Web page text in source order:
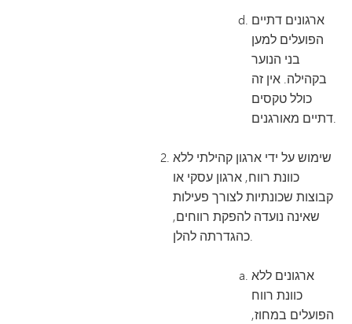
ארגונים דתיים
הפועלים למען
בני הנוער
בקהילה. אין זה
כולל טקסים
דתיים מאורגנים.
שימוש על ידי ארגון קהילתי ללא
כוונת רווח, ארגון עסקי או
קבוצות שכונתיות לצורך פעילות
שאינה נועדה להפקת רווחים,
כהגדרתה להלן.
ארגונים ללא
כוונת רווח
הפועלים במחוז,